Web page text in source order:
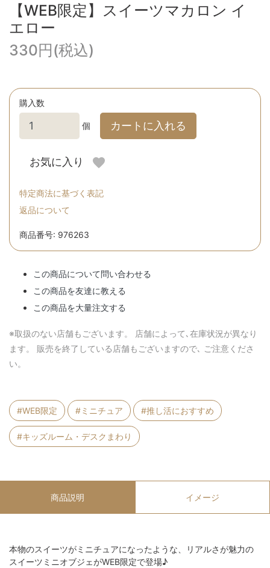
【WEB限定】スイーツマカロン イ
エロー
330円(税込)
購入数
個 カートに入れる
お気に入り
特定商法に基づく表記
返品について
商品番号: 976263
この商品について問い合わせる
この商品を友達に教える
この商品を大量注文する
※取扱のない店舗もございます。 店舗によって､在庫状況が異なり
ます。 販売を終了している店舗もございますので､ ご注意くださ
い。
#WEB限定 #ミニチュア #推し活におすすめ
#キッズルーム・デスクまわり
商品説明 イメージ
本物のスイーツがミニチュアになったような、リアルさが魅力の
スイーツミニオブジェがWEB限定で登場♪